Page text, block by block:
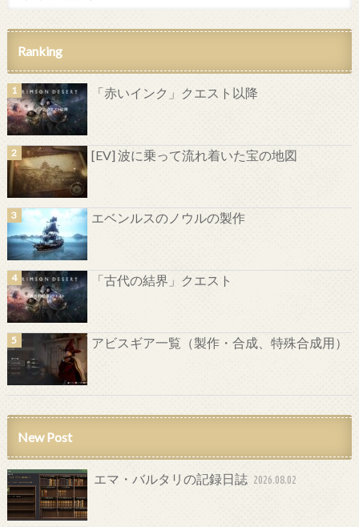
Ranking
「赤いインク」クエスト以降
[EV] 波に乗って流れ着いた宝の地図
エベンルスのノウルの製作
「古代の結界」クエスト
アビスギア一覧（製作・合成、特殊合成用）
New Post
エマ・バルタリの記録日誌 2026.08.02